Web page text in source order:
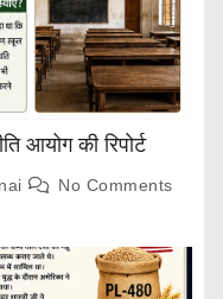
आयोग की रिपोर्ट
No Comments